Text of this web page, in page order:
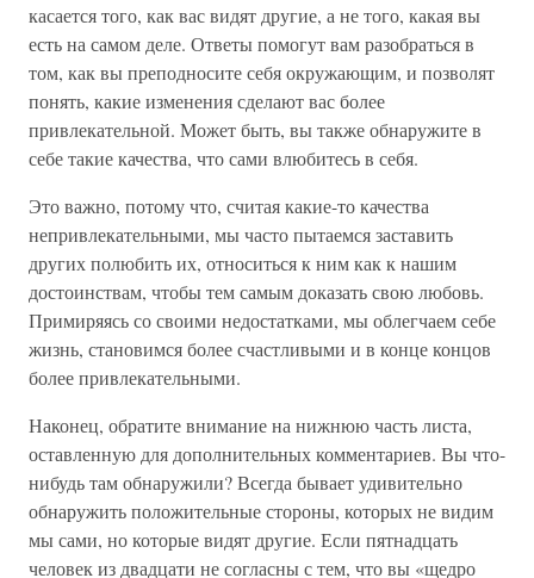
касается того, как вас видят другие, а не того, какая вы
есть на самом деле. Ответы помогут вам разобраться в
том, как вы преподносите себя окружающим, и позволят
понять, какие изменения сделают вас более
привлекательной. Может быть, вы также обнаружите в
себе такие качества, что сами влюбитесь в себя.
Это важно, потому что, считая какие-то качества
непривлекательными, мы часто пытаемся заставить
других полюбить их, относиться к ним как к нашим
достоинствам, чтобы тем самым доказать свою любовь.
Примиряясь со своими недостатками, мы облегчаем себе
жизнь, становимся более счастливыми и в конце концов
более привлекательными.
Наконец, обратите внимание на нижнюю часть листа,
оставленную для дополнительных комментариев. Вы что-
нибудь там обнаружили? Всегда бывает удивительно
обнаружить положительные стороны, которых не видим
мы сами, но которые видят другие. Если пятнадцать
человек из двадцати не согласны с тем, что вы «щедро